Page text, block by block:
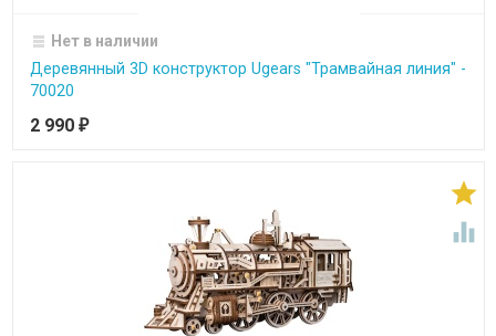
Нет в наличии
Деревянный 3D конструктор Ugears "Трамвайная линия" -
70020
2 990 ₽

